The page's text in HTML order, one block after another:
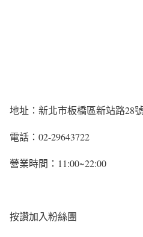
地址：新北市板橋區新站路28
電話：02-29643722
營業時間：11:00~22:00
按讚加入粉絲團